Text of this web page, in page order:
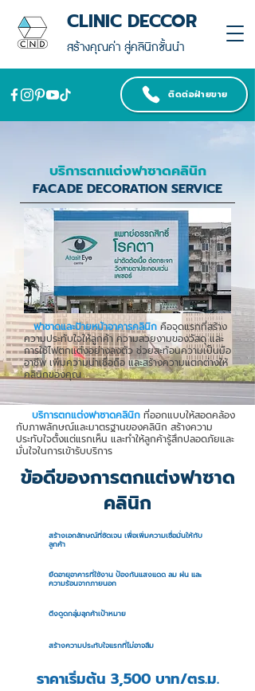
สร้างคุณค่า สู่คลินิกชั้นนำ
CLINIC DECCOR
ติดต่อฝ่ายขาย
บริการตกแต่งฟาซาดคลินิก
FACADE DECORATION SERVICE
ฟาซาดและป้ายหน้าอาคารคลินิก คือจุดแรกที่สร้าง
ความประทับใจให้ลูกค้า ความสวยงามของวัสดุ และ
การใช้ไฟตกแต่งอย่างลงตัว ช่วยสะท้อนความเป็นมือ
อาชีพ เพิ่มความน่าเชื่อถือ และสร้างความแตกต่างให้
คลินิกของคุณ
บริการตกแต่งฟาซาดคลินิก ที่ออกแบบให้สอดคล้อง
กับภาพลักษณ์และมาตรฐานของคลินิก สร้างความ
ประทับใจตั้งแต่แรกเห็น และทำให้ลูกค้ารู้สึกปลอดภัยและ
มั่นใจในการเข้ารับบริการ
ข้อดีของการตกแต่งฟาซาด
คลินิก
สร้างเอกลักษณ์ที่ชัดเจน เพื่อเพิ่มความเชื่อมั่นให้กับ
ลูกค้า
ยืดอายุอาคารที่ใช้งาน ป้องกันแสงแดด ลม ฝน และ
ความร้อนจากภายนอก
ดึงดูดกลุ่มลุกค้าเป้าหมาย
สร้างความประทับใจแรกที่ไม่อาจลืม
ราคาเริ่มต้น 3,500 บาท/ตร.ม.